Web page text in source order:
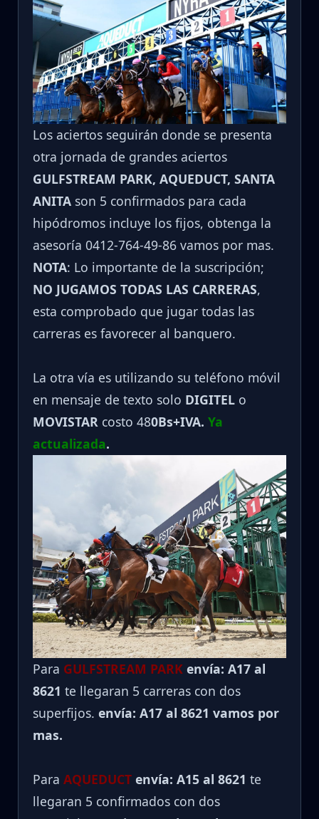
Los aciertos seguirán donde se presenta
otra jornada de grandes aciertos
GULFSTREAM PARK, AQUEDUCT, SANTA
ANITA son 5 confirmados para cada
hipódromos incluye los fijos, obtenga la
asesoría 0412-764-49-86 vamos por mas.
NOTA: Lo importante de la suscripción;
NO JUGAMOS TODAS LAS CARRERAS,
esta comprobado que jugar todas las
carreras es favorecer al banquero.
La otra vía es utilizando su teléfono móvil
en mensaje de texto solo DIGITEL o
MOVISTAR costo 480Bs+IVA. Ya
actualizada.
Para GULFSTREAM PARK envía: A17 al
8621 te llegaran 5 carreras con dos
superfijos. envía: A17 al 8621 vamos por
mas.
Para AQUEDUCT envía: A15 al 8621 te
llegaran 5 confirmados con dos